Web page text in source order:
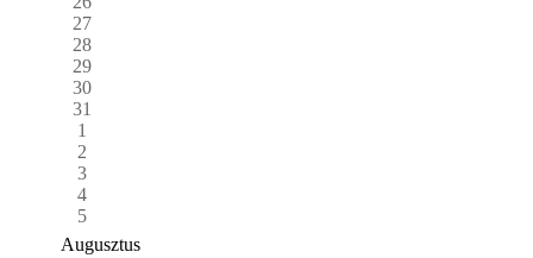
27
28
29
30
31
1
2
3
4
5
Augusztus